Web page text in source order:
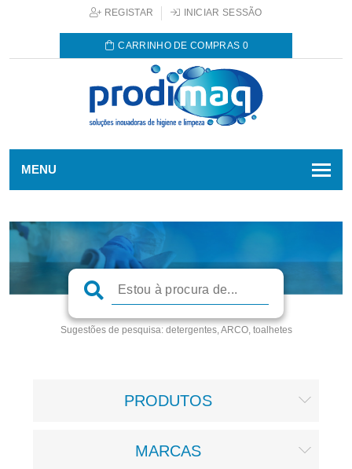
REGISTAR INICIAR SESSÃO
CARRINHO DE COMPRAS 0
MENU
Sugestões de pesquisa:detergentes, ARCO, toalhetes
PRODUTOS
MARCAS